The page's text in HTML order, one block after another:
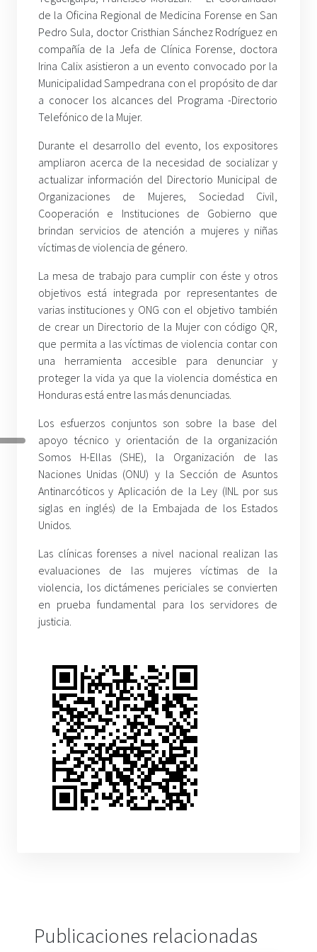
de la Oficina Regional de Medicina Forense en San
Pedro Sula, doctor Cristhian Sánchez Rodríguez en
compañía de la Jefa de Clínica Forense, doctora
Irina Calix asistieron a un evento convocado por la
Municipalidad Sampedrana con el propósito de dar
a conocer los alcances del Programa -Directorio
Telefónico de la Mujer.
Durante el desarrollo del evento, los expositores
ampliaron acerca de la necesidad de socializar y
actualizar información del Directorio Municipal de
Organizaciones de Mujeres, Sociedad Civil,
Cooperación e Instituciones de Gobierno que
brindan servicios de atención a mujeres y niñas
víctimas de violencia de género.
La mesa de trabajo para cumplir con éste y otros
objetivos está integrada por representantes de
varias instituciones y ONG con el objetivo también
de crear un Directorio de la Mujer con código QR,
que permita a las víctimas de violencia contar con
una herramienta accesible para denunciar y
proteger la vida ya que la violencia doméstica en
Honduras está entre las más denunciadas.
Los esfuerzos conjuntos son sobre la base del
apoyo técnico y orientación de la organización
Somos H-Ellas (SHE), la Organización de las
Naciones Unidas (ONU) y la Sección de Asuntos
Antinarcóticos y Aplicación de la Ley (INL por sus
siglas en inglés) de la Embajada de los Estados
Unidos.
Las clínicas forenses a nivel nacional realizan las
evaluaciones de las mujeres víctimas de la
violencia, los dictámenes periciales se convierten
en prueba fundamental para los servidores de
justicia.
Publicaciones relacionadas